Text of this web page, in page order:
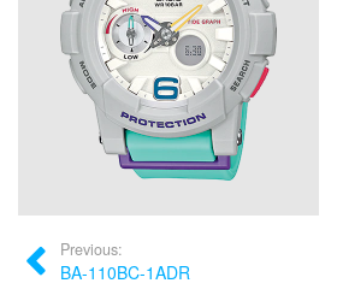
Previous:
BA-110BC-1ADR